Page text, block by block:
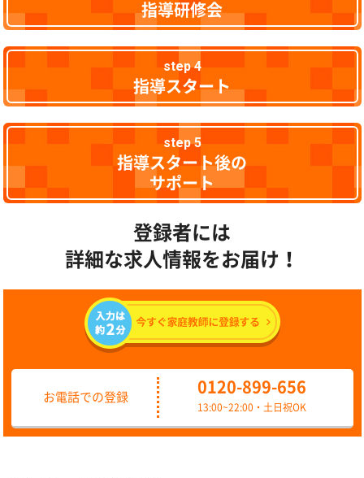
指導研修会
step 4
指導スタート
step 5
指導スタート後の
サポート
登録者には
詳細な求人情報をお届け！
お電話での登録
0120-899-656
13:00~22:00・土日祝OK